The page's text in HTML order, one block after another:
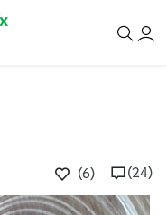
(6) (24)